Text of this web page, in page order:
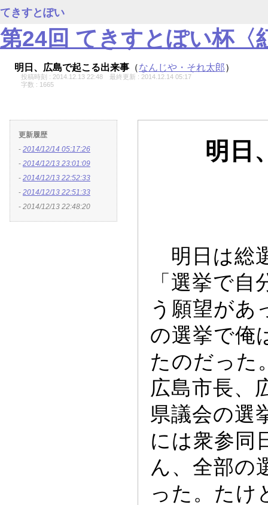
てきすとぽい
第24回 てきすとぽい杯〈
明日、広島で起こる出来事 （なんじや・それ太郎）
投稿時刻 : 2014.12.13 22:48
最終更新 : 2014.12.14 05:17
字数 : 1665
更新履歴
- 2014/12/14 05:17:26
- 2014/12/13 23:01:09
- 2014/12/13 22:52:33
- 2014/12/13 22:51:33
- 2014/12/13 22:48:20
明日
明日は総
「選挙で
う願望があ
の選挙で俺
たのだっ た
広島市長、
県議会の選
には衆参同
ん、全部の
っ た。たけ